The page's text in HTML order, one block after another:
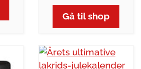
Gå til shop